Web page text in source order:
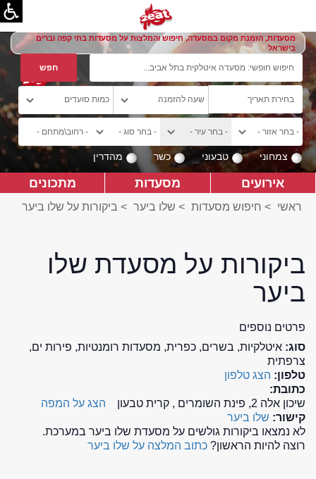
מסעדות, הזמנת מקום במסעדה, חיפוש והמלצות על מסעדות בתי קפה וברים
בישראל
צמחוני טבעוני כשר מהדרין
אירועים מסעדות מתכונים
ראשי > חיפוש מסעדות > שלו ביער > ביקורות על שלו ביער
ביקורות על מסעדת שלו
ביער
פרטים נוספים
סוג: איטלקיות, בשרים, כפרית, מסעדות רומנטיות, פירות ים,
צרפתית
טלפון: הצג טלפון
כתובת:
שיכון אלה 2, פינת השומרים , קרית טבעון
הצג על המפה
קישור: שלו ביער
לא נמצאו ביקורות גולשים על מסעדת שלו ביער במערכת.
רוצה להיות הראשון? כתוב המלצה על שלו ביער